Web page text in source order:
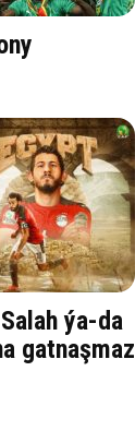
ýa-da
gatnaşmaz